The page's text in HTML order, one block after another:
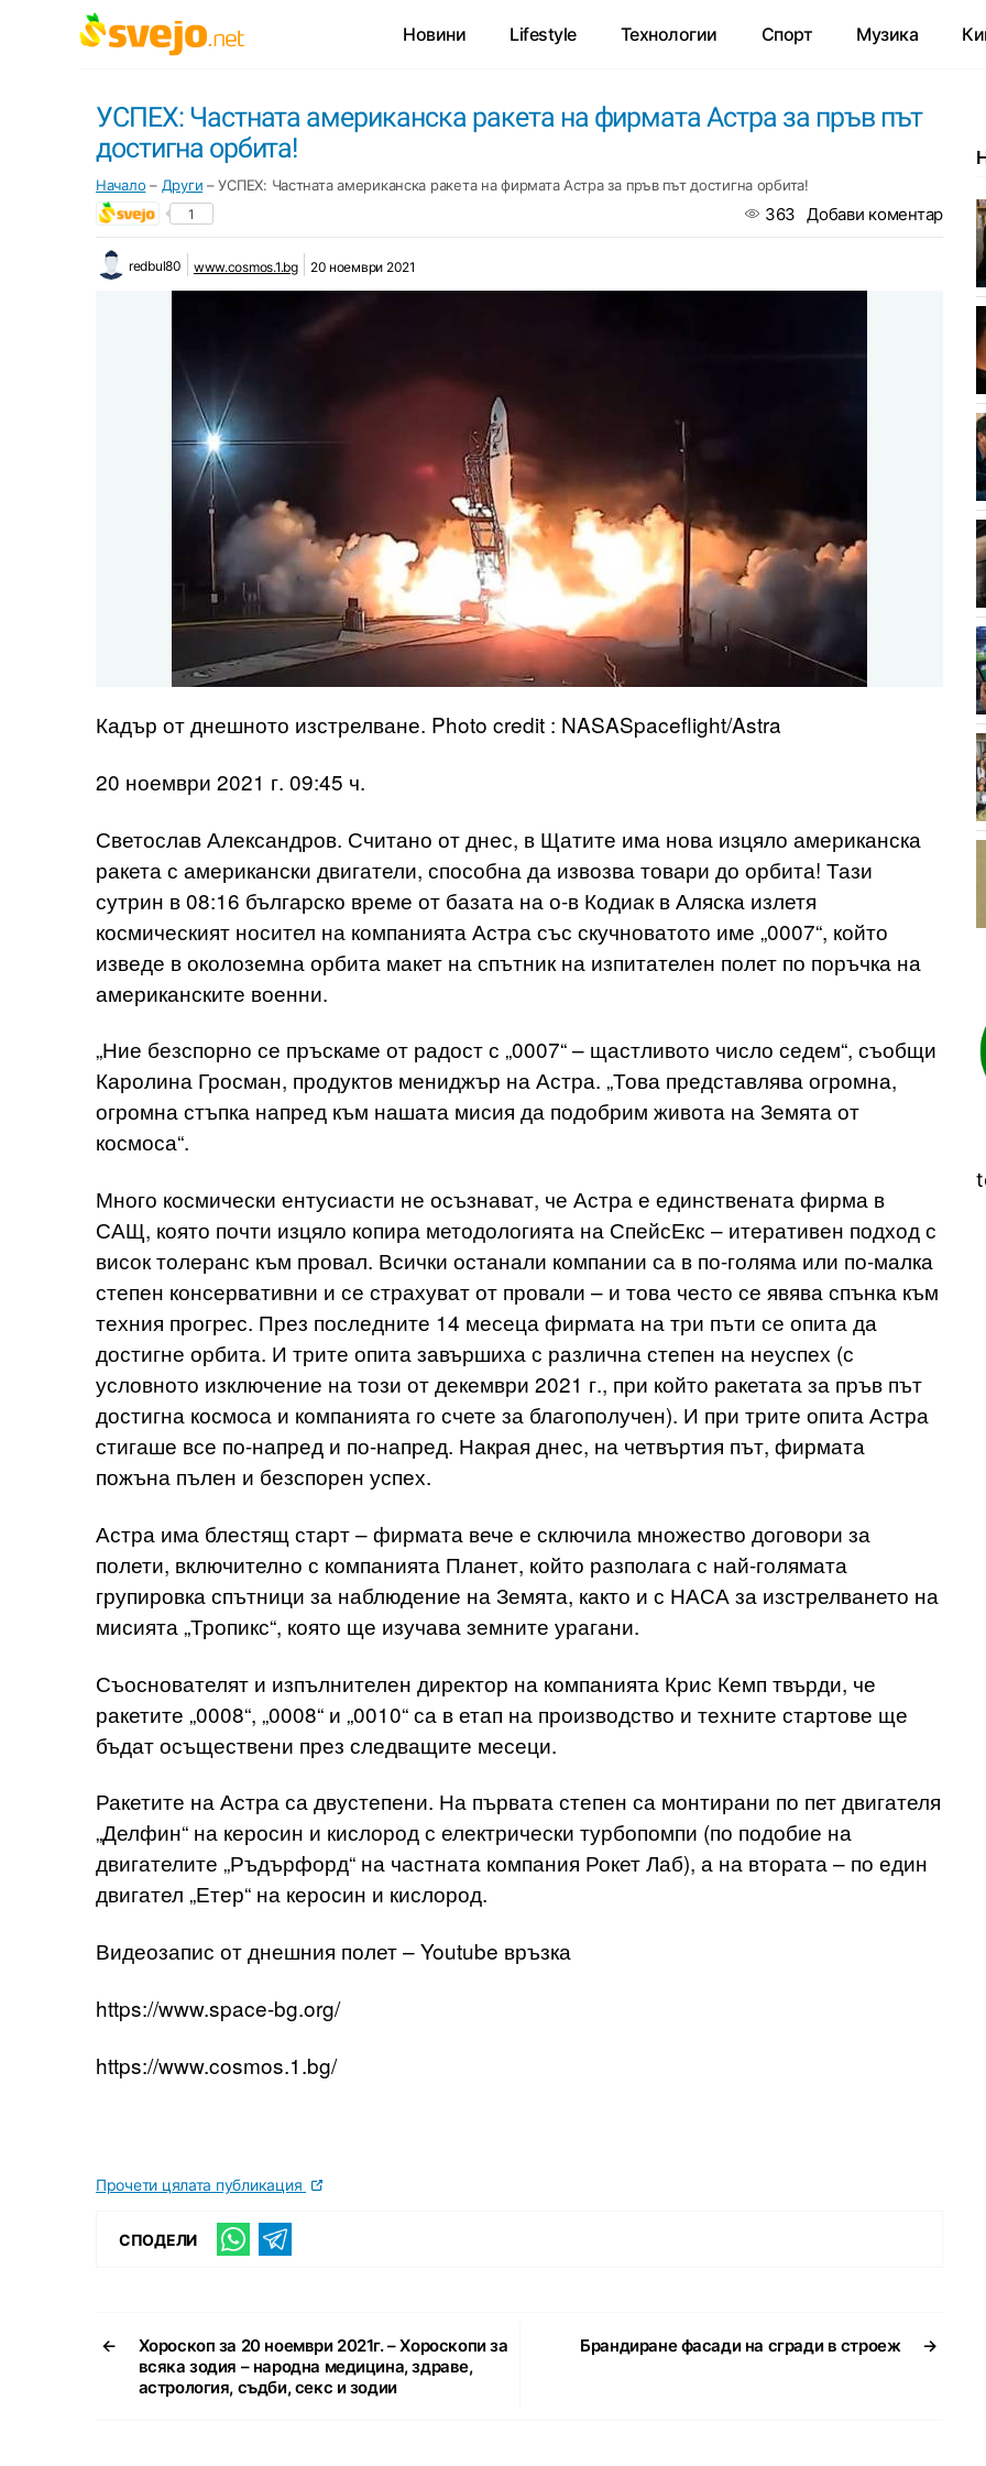
Новини Lifestyle Технологии Спорт Музика
УСПЕХ: Частната американска ракета на фирмата Астра за пръв път
достигна орбита!
Начало – Други –УСПЕХ: Частната американска ракета на фирмата Астра за пръв път достигна орбита!
1 363 Добави коментар
redbul80 www.cosmos.1.bg 20 ноември 2021
Кадър от днешното изстрелване. Photo credit : NASASpaceflight/Astra
20 ноември 2021 г. 09:45 ч.
Светослав Александров. Считано от днес, в Щатите има нова изцяло американска
ракета с американски двигатели, способна да извозва товари до орбита! Тази
сутрин в 08:16 българско време от базата на о-в Кодиак в Аляска излетя
космическият носител на компанията Астра със скучноватото име „0007“, който
изведе в околоземна орбита макет на спътник на изпитателен полет по поръчка на
американските военни.
„Ние безспорно се пръскаме от радост с „0007“ – щастливото число седем“, съобщи
Каролина Гросман, продуктов мениджър на Астра. „Това представлява огромна,
огромна стъпка напред към нашата мисия да подобрим живота на Земята от
космоса“.
Много космически ентусиасти не осъзнават, че Астра е единствената фирма в
САЩ, която почти изцяло копира методологията на СпейсЕкс – итеративен подход с
висок толеранс към провал. Всички останали компании са в по-голяма или по-малка
степен консервативни и се страхуват от провали – и това често се явява спънка към
техния прогрес. През последните 14 месеца фирмата на три пъти се опита да
достигне орбита. И трите опита завършиха с различна степен на неуспех (с
условното изключение на този от декември 2021 г., при който ракетата за пръв път
достигна космоса и компанията го счете за благополучен). И при трите опита Астра
стигаше все по-напред и по-напред. Накрая днес, на четвъртия път, фирмата
пожъна пълен и безспорен успех.
Астра има блестящ старт – фирмата вече е сключила множество договори за
полети, включително с компанията Планет, който разполага с най-голямата
групировка спътници за наблюдение на Земята, както и с НАСА за изстрелването на
мисията „Тропикс“, която ще изучава земните урагани.
Съоснователят и изпълнителен директор на компанията Крис Кемп твърди, че
ракетите „0008“, „0008“ и „0010“ са в етап на производство и техните стартове ще
бъдат осъществени през следващите месеци.
Ракетите на Астра са двустепени. На първата степен са монтирани по пет двигателя
„Делфин“ на керосин и кислород с електрически турбопомпи (по подобие на
двигателите „Ръдърфорд“ на частната компания Рокет Лаб), а на втората – по един
двигател „Етер“ на керосин и кислород.
Видеозапис от днешния полет – Youtube връзка
https://www.space-bg.org/
https://www.cosmos.1.bg/
Прочети цялата публикация
СПОДЕЛИ
←
Хороскоп за 20 ноември 2021г. – Хороскопи за
всяка зодия – народна медицина, здраве,
астрология, съдби, секс и зодии
→
Брандиране фасади на сгради в строеж